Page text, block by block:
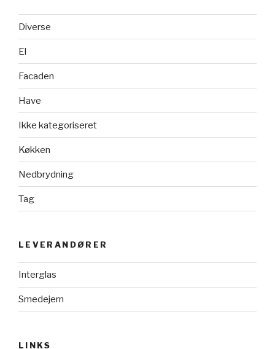
Diverse
El
Facaden
Have
Ikke kategoriseret
Køkken
Nedbrydning
Tag
LEVERANDØRER
Interglas
Smedejern
LINKS